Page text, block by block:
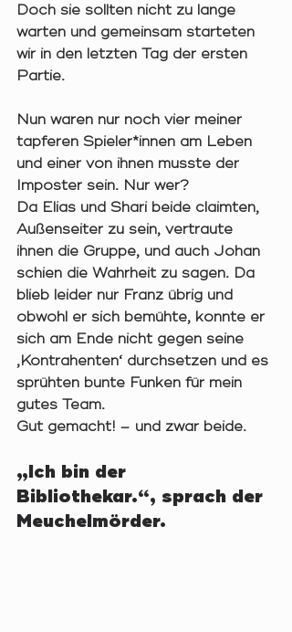
Doch sie sollten nicht zu lange
warten und gemeinsam starteten
wir in den letzten Tag der ersten
Partie.
Nun waren nur noch vier meiner
tapferen Spieler*innen am Leben
und einer von ihnen musste der
Imposter sein. Nur wer?
Da Elias und Shari beide claimten,
Außenseiter zu sein, vertraute
ihnen die Gruppe, und auch Johan
schien die Wahrheit zu sagen. Da
blieb leider nur Franz übrig und
obwohl er sich bemühte, konnte er
sich am Ende nicht gegen seine
‚Kontrahenten‘ durchsetzen und es
sprühten bunte Funken für mein
gutes Team.
Gut gemacht! – und zwar beide.
„Ich bin der
Bibliothekar.“, sprach der
Meuchelmörder.